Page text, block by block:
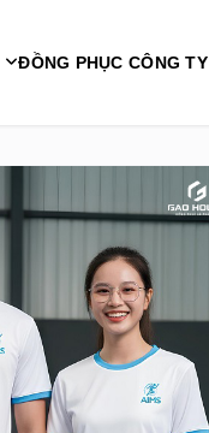
ĐỒNG PHỤC CÔNG TY